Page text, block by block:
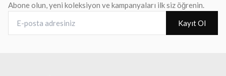
Abone olun, yeni koleksiyon ve kampanyaları ilk siz öğrenin.
Kayıt Ol